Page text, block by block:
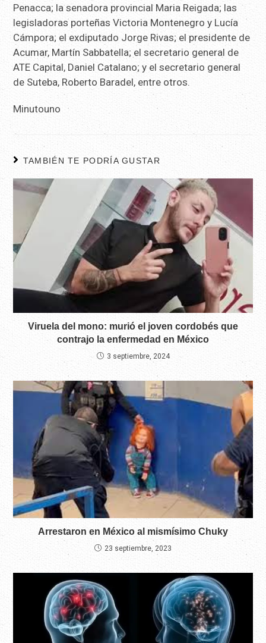
Penacca; la senadora provincial Maria Reigada; las
legisladoras porteñas Victoria Montenegro y Lucía
Cámpora; el exdiputado Jorge Rivas; el presidente de
Acumar, Martín Sabbatella; el secretario general de
ATE Capital, Daniel Catalano; y el secretario general
de Suteba, Roberto Baradel, entre otros.
Minutouno
TAMBIÉN TE PODRÍA GUSTAR
Viruela del mono: murió el joven cordobés que
contrajo la enfermedad en México
3 septiembre, 2024
Arrestaron en México al mismísimo Chuky
23 septiembre, 2023